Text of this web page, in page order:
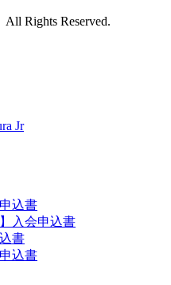
Rights Reserved.
Jr
込書
】入会申込書
書
込書